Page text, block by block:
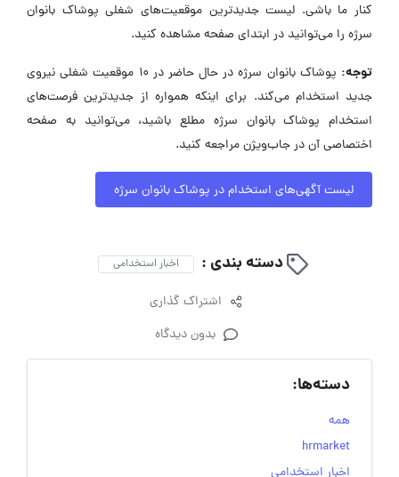
کنار ما باشی. لیست جدیدترین موقعیت‌های شغلی پوشاک بانوان
سرژه را می‌توانید در ابتدای صفحه مشاهده کنید.
توجه:
پوشاک بانوان سرژه در حال حاضر در ۱۰ موقعیت شغلی نیروی
جدید استخدام می‌کند. برای اینکه همواره از جدیدترین فرصت‌های
استخدام پوشاک بانوان سرژه مطلع باشید، می‌توانید به صفحه
اختصاصی آن در جاب‌ویژن مراجعه کنید.
لیست آگهی‌های استخدام در پوشاک بانوان سرژه
دسته بندی : اخبار استخدامی
اشتراک گذاری
بدون دیدگاه
دسته‌ها:
همه
hrmarket
اخبار استخدامی